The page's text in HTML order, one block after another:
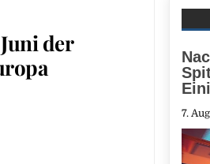
der
7.